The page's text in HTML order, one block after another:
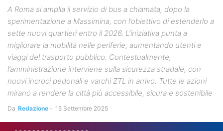
A Roma si amplia il servizio di bus a chiamata, dopo la
sperimentazione a Massimina, con l’obiettivo di estenderlo a
sette nuovi quartieri entro il 2026. L’iniziativa punta a
migliorare la mobilità nelle periferie, aumentando utenti e
viaggi del trasporto pubblico. Contestualmente,
l’amministrazione interviene sulla sicurezza stradale, con
nuovi incroci pedonali e varchi ZTL in arrivo. Tutte le azioni
mirano a rendere la città più accessibile, sicura e sostenibile
Da Redazione - 15 Settembre 2025